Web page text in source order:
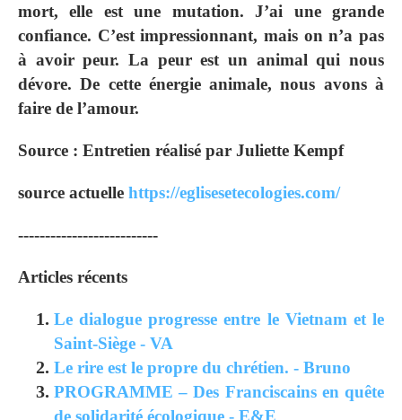
mort, elle est une mutation. J’ai une grande
confiance. C’est impressionnant, mais on n’a pas
à avoir peur. La peur est un animal qui nous
dévore. De cette énergie animale, nous avons à
faire de l’amour.
Source : Entretien réalisé par Juliette Kempf
source actuelle https://eglisesetecologies.com/
--------------------------
Articles récents
Le dialogue progresse entre le Vietnam et le
Saint-Siège - VA
Le rire est le propre du chrétien. - Bruno
PROGRAMME – Des Franciscains en quête
de solidarité écologique - E&E